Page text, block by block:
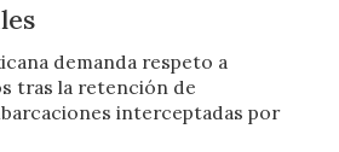
demanda respeto a
tras la retención de
interceptadas por